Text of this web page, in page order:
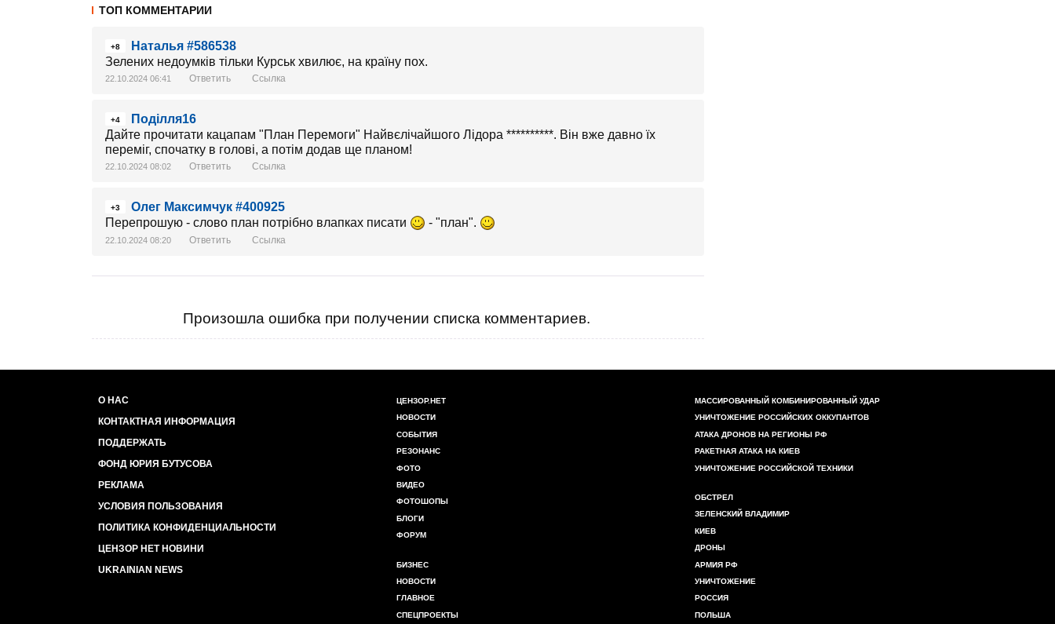
ТОП КОММЕНТАРИИ
+8
Наталья #586538
Зелених недоумків тільки Курськ хвилює, на країну пох.
22.10.2024 06:41 Ответить Ссылка
+4
Поділля16
Дайте прочитати кацапам "План Перемоги" Найвєлічайшого Лідора **********. Він вже давно їх
переміг, спочатку в голові, а потім додав ще планом!
22.10.2024 08:02 Ответить Ссылка
+3
Олег Максимчук #400925
Перепрошую - слово план потрібно влапках писати
- "план".
22.10.2024 08:20 Ответить Ссылка
Произошла ошибка при получении списка комментариев.
О НАС
КОНТАКТНАЯ ИНФОРМАЦИЯ
ПОДДЕРЖАТЬ
ФОНД ЮРИЯ БУТУСОВА
РЕКЛАМА
УСЛОВИЯ ПОЛЬЗОВАНИЯ
ПОЛИТИКА КОНФИДЕНЦИАЛЬНОСТИ
ЦЕНЗОР НЕТ НОВИНИ
UKRAINIAN NEWS
ЦЕНЗОР.НЕТ
НОВОСТИ
СОБЫТИЯ
РЕЗОНАНС
ФОТО
ВИДЕО
ФОТОШОПЫ
БЛОГИ
ФОРУМ
БИЗНЕС
НОВОСТИ
ГЛАВНОЕ
СПЕЦПРОЕКТЫ
МАССИРОВАННЫЙ КОМБИНИРОВАННЫЙ УДАР
УНИЧТОЖЕНИЕ РОССИЙСКИХ ОККУПАНТОВ
АТАКА ДРОНОВ НА РЕГИОНЫ РФ
РАКЕТНАЯ АТАКА НА КИЕВ
УНИЧТОЖЕНИЕ РОССИЙСКОЙ ТЕХНИКИ
ОБСТРЕЛ
ЗЕЛЕНСКИЙ ВЛАДИМИР
КИЕВ
ДРОНЫ
АРМИЯ РФ
УНИЧТОЖЕНИЕ
РОССИЯ
ПОЛЬША